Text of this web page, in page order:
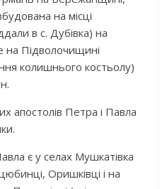
на місці
в с. Дубівка) на
Підволочищині
колишнього костьолу)
апостолів Петра і Павла
є у селах Мушкатівка
Оришківці і на